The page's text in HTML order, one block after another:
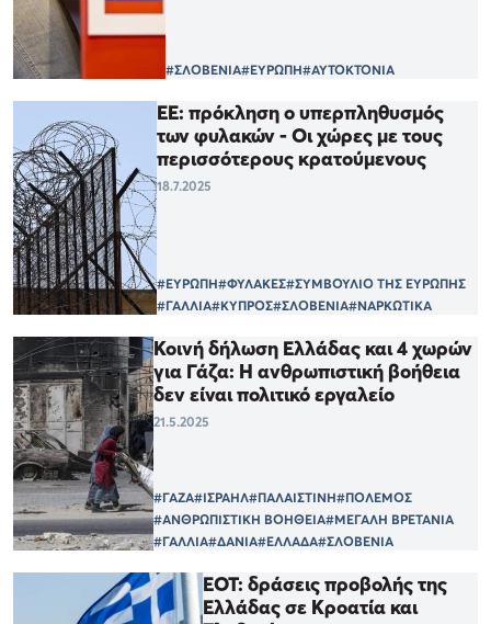
#ΣΛΟΒΕΝΙΑ#ΕΥΡΩΠΗ#ΑΥΤΟΚΤΟΝΙΑ
ΕΕ: πρόκληση ο υπερπληθυσμός
των φυλακών - Οι χώρες με τους
περισσότερους κρατούμενους
18.7.2025
#ΕΥΡΩΠΗ#ΦΥΛΑΚΕΣ#ΣΥΜΒΟΥΛΙΟ ΤΗΣ ΕΥΡΩΠΗΣ
#ΓΑΛΛΙΑ#ΚΥΠΡΟΣ#ΣΛΟΒΕΝΙΑ#ΝΑΡΚΩΤΙΚΑ
Κοινή δήλωση Ελλάδας και 4 χωρών
για Γάζα: Η ανθρωπιστική βοήθεια
δεν είναι πολιτικό εργαλείο
21.5.2025
#ΓΑΖΑ#ΙΣΡΑΗΛ#ΠΑΛΑΙΣΤΙΝΗ#ΠΟΛΕΜΟΣ
#ΑΝΘΡΩΠΙΣΤΙΚΗ ΒΟΗΘΕΙΑ#ΜΕΓΑΛΗ ΒΡΕΤΑΝΙΑ
#ΓΑΛΛΙΑ#ΔΑΝΙΑ#ΕΛΛΑΔΑ#ΣΛΟΒΕΝΙΑ
ΕΟΤ: δράσεις προβολής της
Ελλάδας σε Κροατία και